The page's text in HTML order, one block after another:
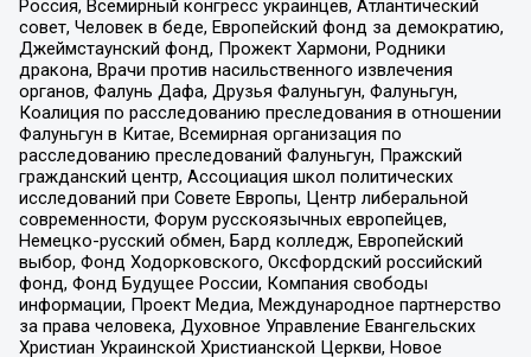
Россия, Всемирный конгресс украинцев, Атлантический
совет, Человек в беде, Европейский фонд за демократию,
Джеймстаунский фонд, Прожект Хармони, Родники
дракона, Врачи против насильственного извлечения
органов, Фалунь Дафа, Друзья Фалуньгун, Фалуньгун,
Коалиция по расследованию преследования в отношении
Фалуньгун в Китае, Всемирная организация по
расследованию преследований Фалуньгун, Пражский
гражданский центр, Ассоциация школ политических
исследований при Совете Европы, Центр либеральной
современности, Форум русскоязычных европейцев,
Немецко-русский обмен, Бард колледж, Европейский
выбор, Фонд Ходорковского, Оксфордский российский
фонд, Фонд Будущее России, Компания свободы
информации, Проект Медиа, Международное партнерство
за права человека, Духовное Управление Евангельских
Христиан Украинской Христианской Церкви, Новое